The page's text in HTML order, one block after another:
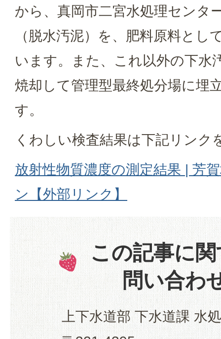
から、真岡市二宮水処理センタ
（脱水汚泥）を、肥料原料とし
います。また、これ以外の下水
焼却して管理型最終処分場に埋
す。
くわしい検査結果は下記リンク
放射性物質濃度の測定結果 | 芳
ン【外部リンク】
この記事に
問い合わ
上下水道部 下水道課 水